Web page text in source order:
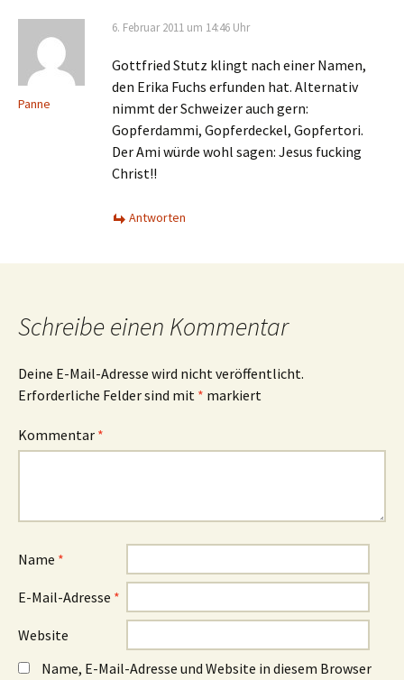
Panne
6. Februar 2011 um 14:46 Uhr
Gottfried Stutz klingt nach einer Namen,
den Erika Fuchs erfunden hat. Alternativ
nimmt der Schweizer auch gern:
Gopferdammi, Gopferdeckel, Gopfertori.
Der Ami würde wohl sagen: Jesus fucking
Christ!!
Antworten
Schreibe einen Kommentar
Deine E-Mail-Adresse wird nicht veröffentlicht.
Erforderliche Felder sind mit * markiert
Kommentar *
Name *
E-Mail-Adresse *
Website
Name, E-Mail-Adresse und Website in diesem Browser